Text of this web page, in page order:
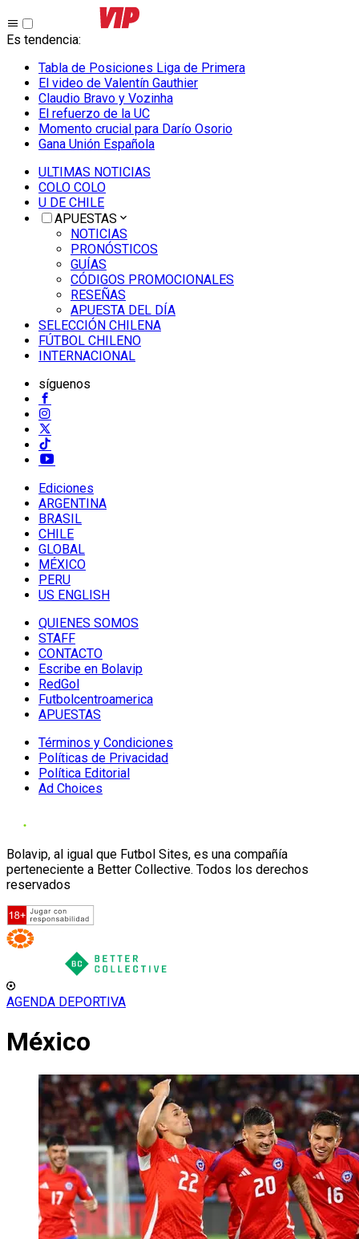
Es tendencia:
Tabla de Posiciones Liga de Primera
El video de Valentín Gauthier
Claudio Bravo y Vozinha
El refuerzo de la UC
Momento crucial para Darío Osorio
Gana Unión Española
ULTIMAS NOTICIAS
COLO COLO
U DE CHILE
APUESTAS
NOTICIAS
PRONÓSTICOS
GUÍAS
CÓDIGOS PROMOCIONALES
RESEÑAS
APUESTA DEL DÍA
SELECCIÓN CHILENA
FÚTBOL CHILENO
INTERNACIONAL
síguenos
Ediciones
ARGENTINA
BRASIL
CHILE
GLOBAL
MÉXICO
PERU
US ENGLISH
QUIENES SOMOS
STAFF
CONTACTO
Escribe en Bolavip
RedGol
Futbolcentroamerica
APUESTAS
Términos y Condiciones
Políticas de Privacidad
Política Editorial
Ad Choices
Bolavip, al igual que Futbol Sites, es una compañía
perteneciente a Better Collective. Todos los derechos
reservados
AGENDA DEPORTIVA
México